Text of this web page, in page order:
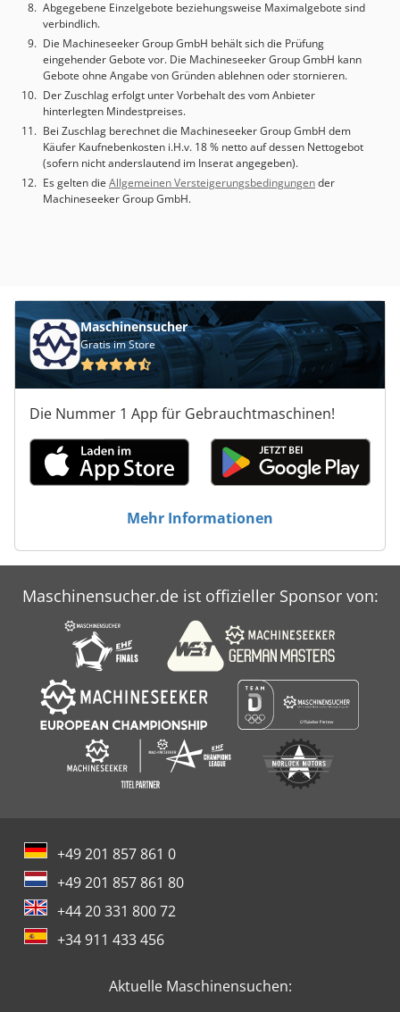
Abgegebene Einzelgebote beziehungsweise Maximalgebote sind
verbindlich.
Die Machineseeker Group GmbH behält sich die Prüfung
eingehender Gebote vor. Die Machineseeker Group GmbH kann
Gebote ohne Angabe von Gründen ablehnen oder stornieren.
Der Zuschlag erfolgt unter Vorbehalt des vom Anbieter
hinterlegten Mindestpreises.
Bei Zuschlag berechnet die Machineseeker Group GmbH dem
Käufer Kaufnebenkosten i.H.v. 18 % netto auf dessen Nettogebot
(sofern nicht anderslautend im Inserat angegeben).
Es gelten die Allgemeinen Versteigerungsbedingungender
Machineseeker Group GmbH.
Maschinensucher
Gratis im Store
Die Nummer 1 App für Gebrauchtmaschinen!
Mehr Informationen
Maschinensucher.de ist offizieller Sponsor von:
+49 201 857 861 0
+49 201 857 861 80
+44 20 331 800 72
+34 911 433 456
Aktuelle Maschinensuchen: